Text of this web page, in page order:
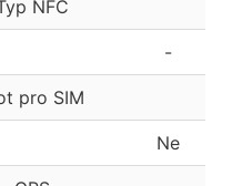
NFC
-
pro SIM
Ne